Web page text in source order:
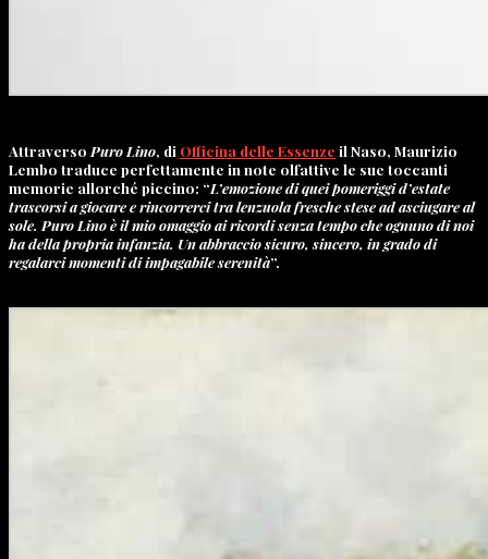
AttraversoPuro Lino, di Officina delle Essenze il Naso, Maurizio
Lembo traduce perfettamente in note olfattive le sue toccanti
memorie allorché piccino: “L’emozione di quei pomeriggi d’estate
trascorsi a giocare e rincorrerci tra lenzuola fresche stese ad asciugare al
sole. Puro Lino è il mio omaggio ai ricordi senza tempo che ognuno di noi
ha della propria infanzia. Un abbraccio sicuro, sincero, in grado di
regalarci momenti di impagabile serenità”.